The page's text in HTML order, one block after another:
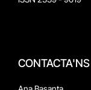
CONTACTA'NS